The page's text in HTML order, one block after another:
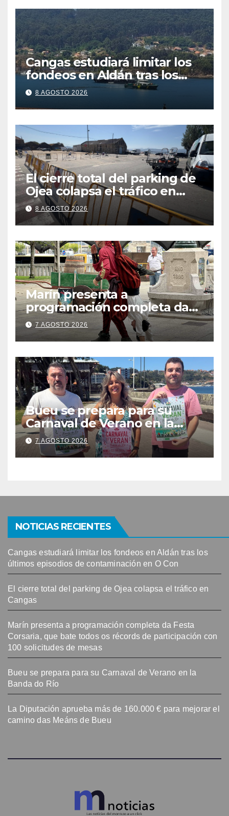
Cangas estudiará limitar los
fondeos en Aldán tras los
últimos episodios de
contaminación en O Con
8 AGOSTO 2026
El cierre total del parking de
Ojea colapsa el tráfico en
Cangas
8 AGOSTO 2026
Marín presenta a
programación completa da
Festa Corsaria, que bate
todos os récords de
participación con 100
solicitudes de mesas
7 AGOSTO 2026
Bueu se prepara para su
Carnaval de Verano en la
Banda do Río
7 AGOSTO 2026
NOTICIAS RECIENTES
Cangas estudiará limitar los fondeos en Aldán tras los
últimos episodios de contaminación en O Con
El cierre total del parking de Ojea colapsa el tráfico en
Cangas
Marín presenta a programación completa da Festa
Corsaria, que bate todos os récords de participación con
100 solicitudes de mesas
Bueu se prepara para su Carnaval de Verano en la
Banda do Río
La Diputación aprueba más de 160.000 € para mejorar el
camino das Meáns de Bueu